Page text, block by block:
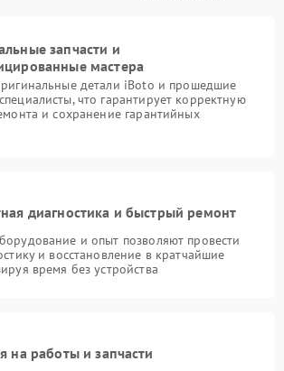
запчасти и
мастера
детали iBoto и прошедшие
что гарантирует корректную
и сохранение гарантийных
диагностика и быстрый ремонт
и опыт позволяют провести
и восстановление в кратчайшие
время без устройства
на работы и запчасти